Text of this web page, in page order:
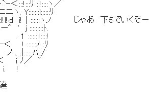
:::!:::ﾘ ::!::::ヽ／
. Y:::::::l::::::ﾘ
::::::ヽノ じゃあ 下５でいくぞー
ﾄ.
! ::::::ﾉ :ﾘ
.|::::::ﾊ::/
ﾉ／ "
!